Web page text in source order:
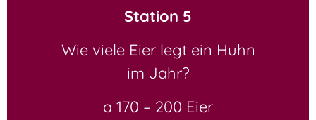
Station 5
Wie viele Eier legt ein Huhn
im Jahr?
a 170 – 200 Eier